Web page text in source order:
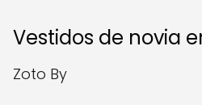
Vestidos de novia
Zoto By